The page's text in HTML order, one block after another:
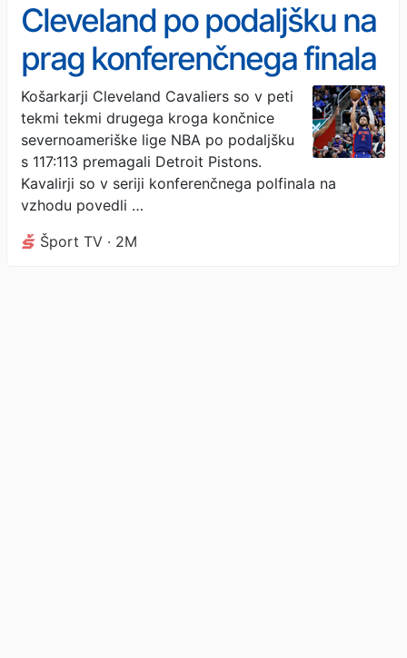
Cleveland po podaljšku na
prag konferenčnega finala
Košarkarji Cleveland Cavaliers so v peti
tekmi tekmi drugega kroga končnice
severnoameriške lige NBA po podaljšku
s 117:113 premagali Detroit Pistons.
Kavalirji so v seriji konferenčnega polfinala na
vzhodu povedli …
Šport TV · 2M